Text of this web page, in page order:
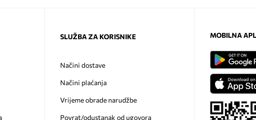
SLUŽBA ZA KORISNIKE
Načini dostave
Načini plaćanja
Vrijeme obrade narudžbe
Povrat/odustanak od ugovora
MOBILNA